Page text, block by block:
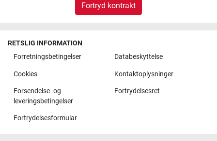
Fortryd kontrakt
RETSLIG INFORMATION
Forretningsbetingelser
Databeskyttelse
Cookies Kontaktoplysninger
Forsendelse- og
leveringsbetingelser
Fortrydelsesret
Fortrydelsesformular